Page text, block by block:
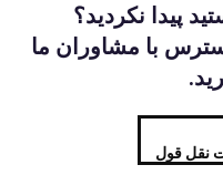
پیدا نکردید؟
با مشاوران ما
نقل قول